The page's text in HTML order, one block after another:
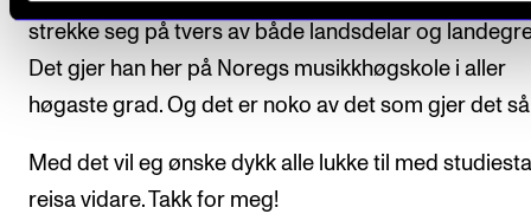
strekke seg på tvers av både landsdelar og
Det gjer han her på Noregs musikkhøgskole i aller
høgaste grad. Og det er noko av det som gjer det
Med det vil eg ønske dykk alle lukke til med
reisa vidare. Takk for meg!